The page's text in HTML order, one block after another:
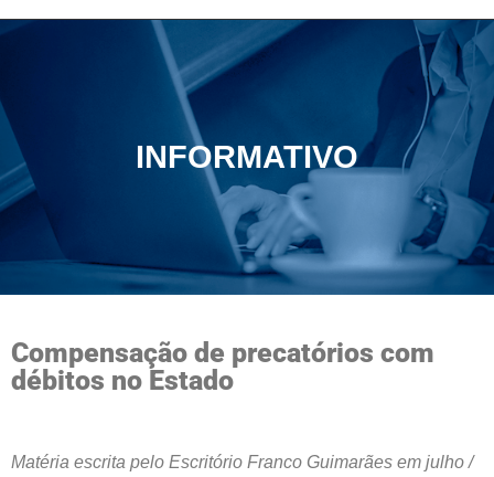
INFORMATIVO
Compensação de precatórios com
débitos no Estado
Matéria escrita pelo Escritório Franco Guimarães em julho /